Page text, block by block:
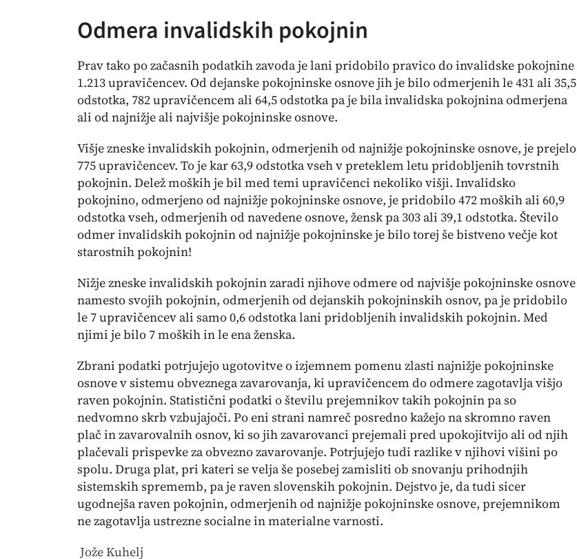
Odmera invalidskih pokojnin
Prav tako po začasnih podatkih zavoda je lani pridobilo pravico do invalidske pokojnine
1.213 upravičencev. Od dejanske pokojninske osnove jih je bilo odmerjenih le 431 ali 35,5
odstotka, 782 upravičencem ali 64,5 odstotka pa je bila invalidska pokojnina odmerjena
ali od najnižje ali najvišje pokojninske osnove.
Višje zneske invalidskih pokojnin, odmerjenih od najnižje pokojninske osnove, je prejelo
775 upravičencev. To je kar 63,9 odstotka vseh v preteklem letu pridobljenih tovrstnih
pokojnin. Delež moških je bil med temi upravičenci nekoliko višji. Invalidsko
pokojnino, odmerjeno od najnižje pokojninske osnove, je pridobilo 472 moških ali 60,9
odstotka vseh, odmerjenih od navedene osnove, žensk pa 303 ali 39,1 odstotka. Število
odmer invalidskih pokojnin od najnižje pokojninske je bilo torej še bistveno večje kot
starostnih pokojnin!
Nižje zneske invalidskih pokojnin zaradi njihove odmere od najvišje pokojninske osnove
namesto svojih pokojnin, odmerjenih od dejanskih pokojninskih osnov, pa je pridobilo
le 7 upravičencev ali samo 0,6 odstotka lani pridobljenih invalidskih pokojnin. Med
njimi je bilo 7 moških in le ena ženska.
Zbrani podatki potrjujejo ugotovitve o izjemnem pomenu zlasti najnižje pokojninske
osnove v sistemu obveznega zavarovanja, ki upravičencem do odmere zagotavlja višjo
raven pokojnin. Statistični podatki o številu prejemnikov takih pokojnin pa so
nedvomno skrb vzbujajoči. Po eni strani namreč posredno kažejo na skromno raven
plač in zavarovalnih osnov, ki so jih zavarovanci prejemali pred upokojitvijo ali od njih
plačevali prispevke za obvezno zavarovanje. Potrjujejo tudi razlike v njihovi višini po
spolu. Druga plat, pri kateri se velja še posebej zamisliti ob snovanju prihodnjih
sistemskih sprememb, pa je raven slovenskih pokojnin. Dejstvo je, da tudi sicer
ugodnejša raven pokojnin, odmerjenih od najnižje pokojninske osnove, prejemnikom
ne zagotavlja ustrezne socialne in materialne varnosti.
Jože Kuhelj